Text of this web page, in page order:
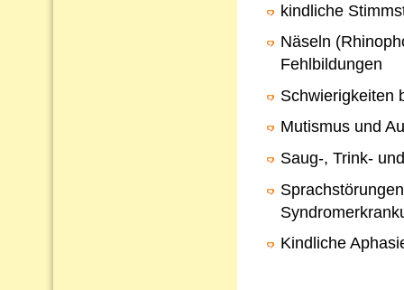
kindliche
Näseln
Fehlbildungen
Schwierigkeiten
Mutismus und
Saug-, Trink-
Kindliche